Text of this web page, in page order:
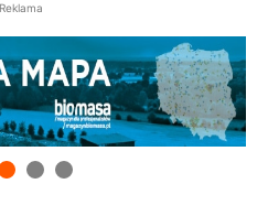
Reklama